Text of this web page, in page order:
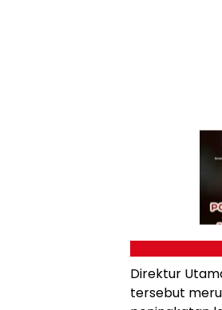
Direktur
tersebut